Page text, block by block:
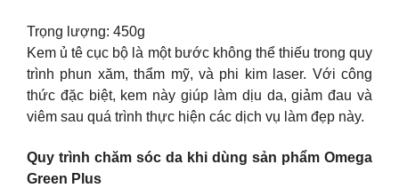
Trọng lượng: 450g
Kem ủ tê cục bộ là một bước không thể thiếu trong quy
trình phun xăm, thẩm mỹ, và phi kim laser. Với công
thức đặc biệt, kem này giúp làm dịu da, giảm đau và
viêm sau quá trình thực hiện các dịch vụ làm đẹp này.
Quy trình chăm sóc da khi dùng sản phẩm Omega
Green Plus